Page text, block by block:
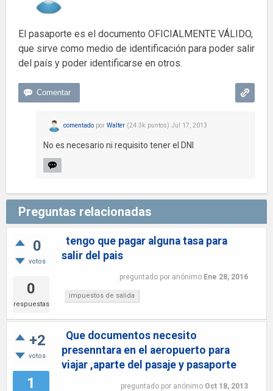
El pasaporte es el documento OFICIALMENTE VÁLIDO,
que sirve como medio de identificación para poder salir
del país y poder identificarse en otros.
comentado por Walter (24.3k puntos) Jul 17, 2013
No es necesario ni requisito tener el DNI
Preguntas relacionadas
0
votos
0
respuestas
tengo que pagar alguna tasa para
salir del pais
preguntado por anónimo Ene 28, 2016
impuestos de salida
+2
votos
1
Que documentos necesito
presenntara en el aeropuerto para
viajar ,aparte del pasaje y pasaporte
preguntado por anónimo Oct 18, 2013